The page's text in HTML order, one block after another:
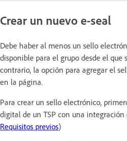
Crear un nuevo e-seal
Debe haber al menos un sello
disponible para el grupo desde el que
contrario, la opción para agregar el
en la página.
Para crear un sello electrónico,
digital de un TSP con una integración
Requisitos previos)